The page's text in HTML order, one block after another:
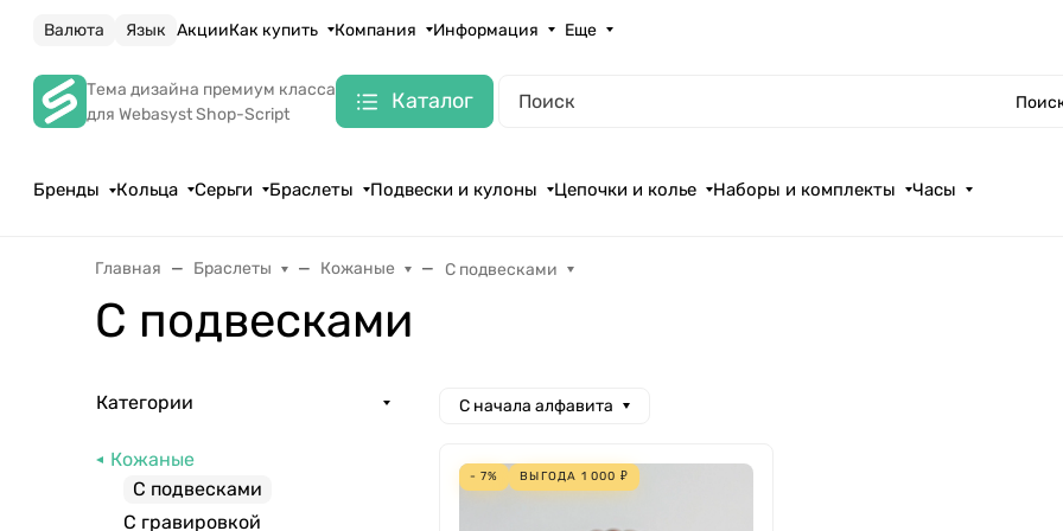
Валюта Язык АкцииКак купить Компания Информация Еще
Тема дизайна премиум класса
для Webasyst Shop-Script
Каталог
Бренды Кольца Серьги Браслеты Подвески и кулоны Цепочки и колье Наборы и комплекты Часы
Главная Браслеты Кожаные С подвесками
С подвесками
Категории
Кожаные
С подвесками
С гравировкой
С начала алфавита
- 7% ВЫГОДА 1 000 ₽